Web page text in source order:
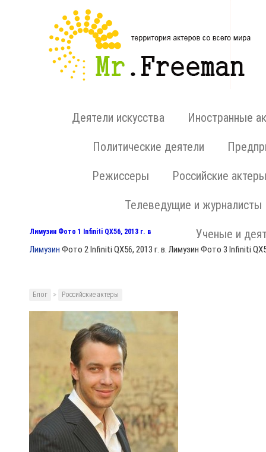
Деятели искусства Иностранные
Политические деятели
Режиссеры Российские актеры
Телеведущие и журналисты
Ученые и
Лимузин Фото 1 Infiniti QX56, 2013 г. в
Лимузин Фото 2 Infiniti QX56, 2013 г. в. Лимузин Фото 3 Infiniti
Блог > Российские актеры